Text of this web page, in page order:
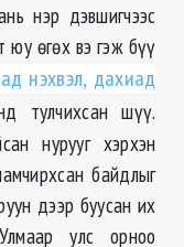
нэр дэвшигчээс
юу өгөх вэ гэж бүү
нэхвэл, дахиад
тулчихсан шүү.
нурууг хэрхэн
байдлыг
дээр буусан их
улс орноо